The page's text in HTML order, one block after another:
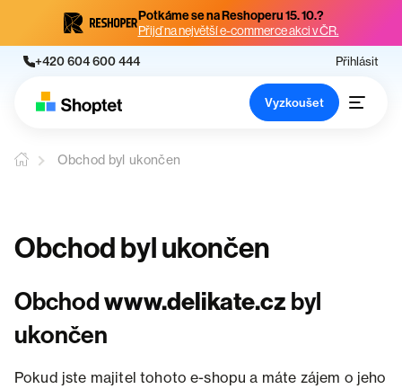
Potkáme se na Reshoperu 15. 10.?
Přijď na největší e-commerce akci v ČR.
+420 604 600 444 Přihlásit
Vyzkoušet
Obchod byl ukončen
Obchod byl ukončen
Obchodwww.delikate.cz byl
ukončen
Pokud jste majitel tohoto e-shopu a máte zájem o jeho